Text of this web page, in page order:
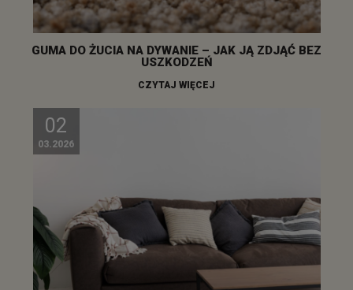
GUMA DO ŻUCIA NA DYWANIE – JAK JĄ ZDJĄĆ BEZ
USZKODZEŃ
CZYTAJ WIĘCEJ
02
03.2026